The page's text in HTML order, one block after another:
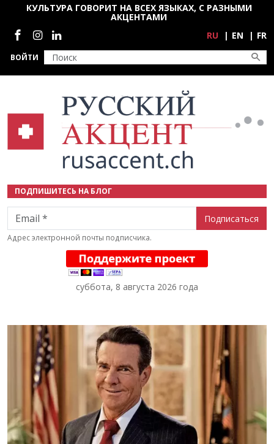
Перейти к основному содержанию
ВОЙТИ
КУЛЬТУРА ГОВОРИТ НА ВСЕХ ЯЗЫКАХ, С РАЗНЫМИ
АКЦЕНТАМИ
Социальные сети
RU EN FR
ПОДПИШИТЕСЬ НА БЛОГ
Email
Адрес электронной почты подписчика.
суббота, 8 августа 2026 года